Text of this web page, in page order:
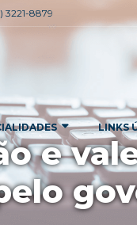
3221-8879
LINKS
e